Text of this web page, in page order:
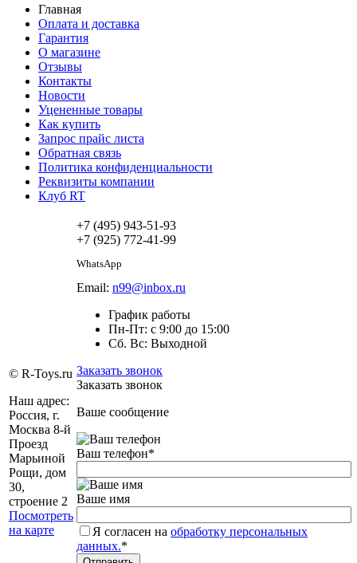
Главная
Оплата и доставка
Гарантия
О магазине
Отзывы
Контакты
Новости
Уцененные товары
Как купить
Запрос прайс листа
Обратная связь
Политика конфиденциальности
Реквизиты компании
Клуб RT
© R-Toys.ru
Наш адрес:
Россия, г.
Москва 8-й
Проезд
Марьиной
Рощи, дом
30,
строение 2
Посмотреть
на карте
+7 (495) 943-51-93
+7 (925) 772-41-99
WhatsApp
Email: n99@inbox.ru
График работы
Пн-Пт: с 9:00 до 15:00
Сб. Вс: Выходной
Заказать звонок
Заказать звонок
Ваше сообщение
Ваш телефон*
Ваше имя
Я согласен на обработку персональных
данных.*